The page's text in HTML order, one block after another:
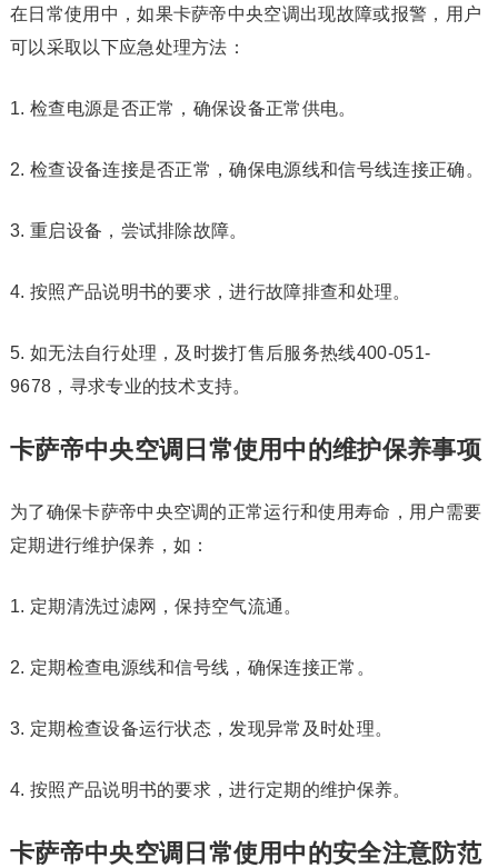
在日常使用中，如果卡萨帝中央空调出现故障或报警，用户
可以采取以下应急处理方法：
1. 检查电源是否正常，确保设备正常供电。
2. 检查设备连接是否正常，确保电源线和信号线连接正确。
3. 重启设备，尝试排除故障。
4. 按照产品说明书的要求，进行故障排查和处理。
5. 如无法自行处理，及时拨打售后服务热线400-051-
9678，寻求专业的技术支持。
卡萨帝中央空调日常使用中的维护保养事项
为了确保卡萨帝中央空调的正常运行和使用寿命，用户需要
定期进行维护保养，如：
1. 定期清洗过滤网，保持空气流通。
2. 定期检查电源线和信号线，确保连接正常。
3. 定期检查设备运行状态，发现异常及时处理。
4. 按照产品说明书的要求，进行定期的维护保养。
卡萨帝中央空调日常使用中的安全注意防范